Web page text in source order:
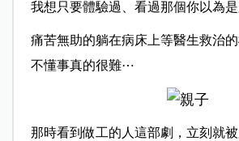
我想只要體驗過、看過那個你以為是
痛苦無助的躺在病床上等醫生救治
不懂事真的很難⋯
那時看到做工的人這部劇，立刻就